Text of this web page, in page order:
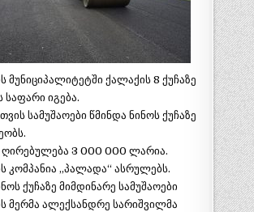
მუნიციპალიტეტში ქალაქის 8 ქუჩაზე
იგება.
სამუშაოები წმინდა ნინოს ქუჩაზე
ღირებულება 3 000 000 ლარია.
კომპანია ,,პალადა“ ასრულებს.
ქუჩაზე მიმდინარე სამუშაოები
მერმა ალექსანდრე სარიშვილმა